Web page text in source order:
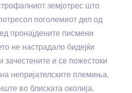
земјотрес што
поголемиот дел од
пронајдените писмени
не настрадало бидејќи
зачестените и се пожестоки
непријателските племиња,
во блиската околија.